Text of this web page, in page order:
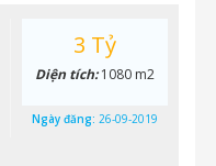
3 Tỷ
Diện tích:1080 m2
Ngày đăng: 26-09-2019